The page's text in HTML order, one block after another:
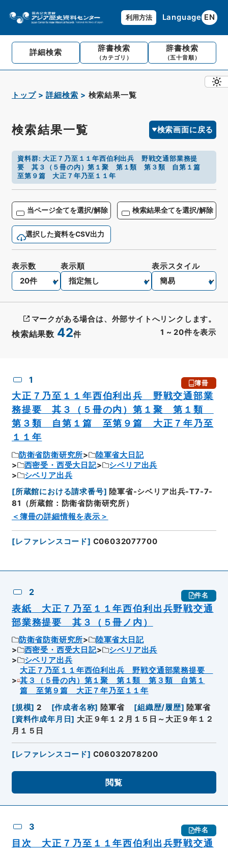
利用方法 Language EN
詳細検索 辞書検索
（カテゴリ）
辞書検索
（五十音順）
トップ 詳細検索 検索結果一覧
検索結果一覧 検索画面に戻る
資料群:大正７乃至１１年西伯利出兵 野戦交通部業務提
要 其３（５冊の内）第１聚 第１類 第３類 自第１篇
至第９篇 大正７年乃至１１年
当ページ全てを選択/解除 検索結果全てを選択/解除
選択した資料をCSV出力
検索結果数 42件 1 ~ 20件を表示
表示数 表示順 表示スタイル
マークがある場合は、外部サイトへリンクします。
1 簿冊
大正７乃至１１年西伯利出兵 野戦交通部業
務提要 其３（５冊の内）第１聚 第１類
第３類 自第１篇 至第９篇 大正７年乃至
１１年
防衛省防衛研究所
陸軍省大日記
西密受・西受大日記
シベリア出兵
シベリア出兵
[所蔵館における請求番号] 陸軍省-シベリア出兵-T7-7-
81（所蔵館：防衛省防衛研究所）
＜簿冊の詳細情報を表示＞
[レファレンスコード] C06032077700
2 件名
表紙 大正７乃至１１年西伯利出兵野戦交通
部業務提要 其３（５冊ノ内）
防衛省防衛研究所
陸軍省大日記
西密受・西受大日記
シベリア出兵
シベリア出兵
大正７乃至１１年西伯利出兵 野戦交通部業務提要
其３（５冊の内）第１聚 第１類 第３類 自第１
篇 至第９篇 大正７年乃至１１年
[規模] 2 [作成者名称] 陸軍省 [組織歴/履歴] 陸軍省
[資料作成年月日] 大正９年１２月１５日～大正９年１２
月１５日
[レファレンスコード] C06032078200
閲覧
3 件名
目次 大正７乃至１１年西伯利出兵野戦交通